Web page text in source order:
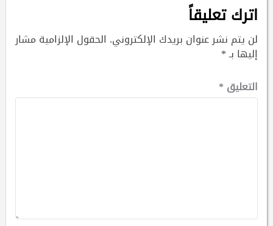
اترك تعليقاً
لن يتم نشر عنوان بريدك الإلكتروني. الحقول الإلزامية مشار
إليها بـ*
التعليق *